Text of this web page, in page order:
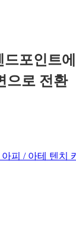
포인트
으로 전환
아피 / 아테 텐치